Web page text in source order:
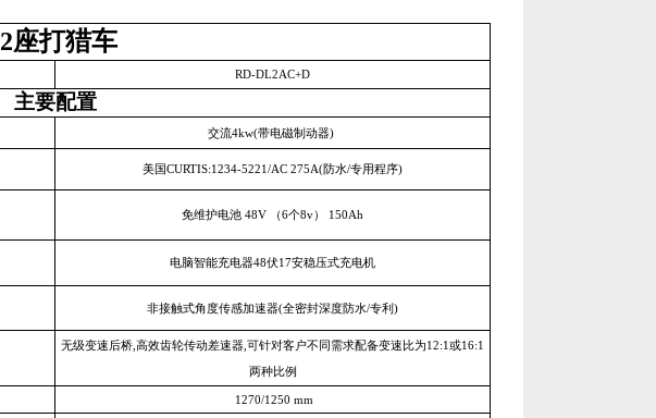
2座打猎车
RD-DL2AC+D
主要配置
交流4kw(带电磁制动器)
美国CURTIS:1234-5221/AC 275A(防水/专用程序)
免维护电池 48V （6个8v） 150Ah
电脑智能充电器48伏17安稳压式充电机
非接触式角度传感加速器(全密封深度防水/专利)
无级变速后桥,高效齿轮传动差速器,可针对客户不同需求配备变速比为12:1或16:1
两种比例
1270/1250 mm